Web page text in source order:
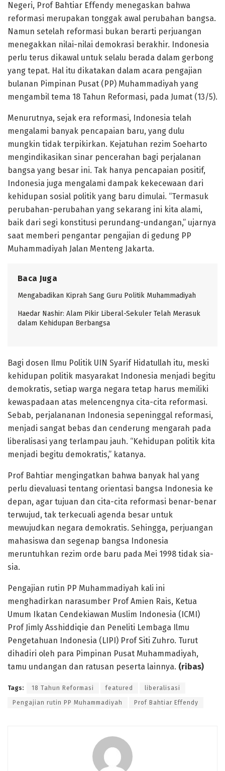
Negeri, Prof Bahtiar Effendy menegaskan bahwa
reformasi merupakan tonggak awal perubahan bangsa.
Namun setelah reformasi bukan berarti perjuangan
menegakkan nilai-nilai demokrasi berakhir. Indonesia
perlu terus dikawal untuk selalu berada dalam gerbong
yang tepat. Hal itu dikatakan dalam acara pengajian
bulanan Pimpinan Pusat (PP) Muhammadiyah yang
mengambil tema 18 Tahun Reformasi, pada Jumat (13/5).
Menurutnya, sejak era reformasi, Indonesia telah
mengalami banyak pencapaian baru, yang dulu
mungkin tidak terpikirkan. Kejatuhan rezim Soeharto
mengindikasikan sinar pencerahan bagi perjalanan
bangsa yang besar ini. Tak hanya pencapaian positif,
Indonesia juga mengalami dampak kekecewaan dari
kehidupan sosial politik yang baru dimulai. “Termasuk
perubahan-perubahan yang sekarang ini kita alami,
baik dari segi konstitusi perundang-undangan,” ujarnya
saat memberi pengantar pengajian di gedung PP
Muhammadiyah Jalan Menteng Jakarta.
Baca Juga
Mengabadikan Kiprah Sang Guru Politik Muhammadiyah
Haedar Nashir: Alam Pikir Liberal-Sekuler Telah Merasuk
dalam Kehidupan Berbangsa
Bagi dosen Ilmu Politik UIN Syarif Hidatullah itu, meski
kehidupan politik masyarakat Indonesia menjadi begitu
demokratis, setiap warga negara tetap harus memiliki
kewaspadaan atas melencengnya cita-cita reformasi.
Sebab, perjalananan Indonesia sepeninggal reformasi,
menjadi sangat bebas dan cenderung mengarah pada
liberalisasi yang terlampau jauh. “Kehidupan politik kita
menjadi begitu demokratis,” katanya.
Prof Bahtiar mengingatkan bahwa banyak hal yang
perlu dievaluasi tentang orientasi bangsa Indonesia ke
depan, agar tujuan dan cita-cita reformasi benar-benar
terwujud, tak terkecuali agenda besar untuk
mewujudkan negara demokratis. Sehingga, perjuangan
mahasiswa dan segenap bangsa Indonesia
meruntuhkan rezim orde baru pada Mei 1998 tidak sia-
sia.
Pengajian rutin PP Muhammadiyah kali ini
menghadirkan narasumber Prof Amien Rais, Ketua
Umum Ikatan Cendekiawan Muslim Indonesia (ICMI)
Prof Jimly Asshiddiqie dan Peneliti Lembaga Ilmu
Pengetahuan Indonesia (LIPI) Prof Siti Zuhro. Turut
dihadiri oleh para Pimpinan Pusat Muhammadiyah,
tamu undangan dan ratusan peserta lainnya. (ribas)
Tags: 18 Tahun Reformasi featured liberalisasi
Pengajian rutin PP Muhammadiyah Prof Bahtiar Effendy